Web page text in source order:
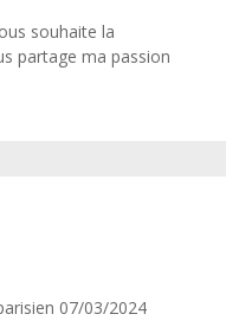
souhaite la
partage ma passion
07/03/2024